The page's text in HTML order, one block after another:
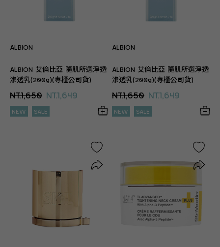
ALBION
ALBION 艾倫比亞 隨肌所選淨透
滲透乳(200g)(專櫃公司貨)
NT.1,650 NT.1,649
NEW SALE
ALBION
ALBION 艾倫比亞 隨肌所選淨透
滲透乳(200g)(專櫃公司貨)
NT.1,650 NT.1,649
NEW SALE